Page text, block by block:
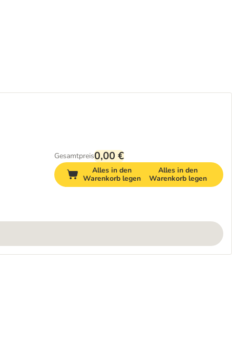
Gesamtpreis0,00 €
Alles in den
Warenkorb legen
Alles in den
Warenkorb legen